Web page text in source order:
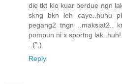
die tkt klo kuar berdue ngn
skng bkn leh caye..huhu
pegang2 tngn ..maksiat2..
pompun ni x sportng
..(",)
Reply